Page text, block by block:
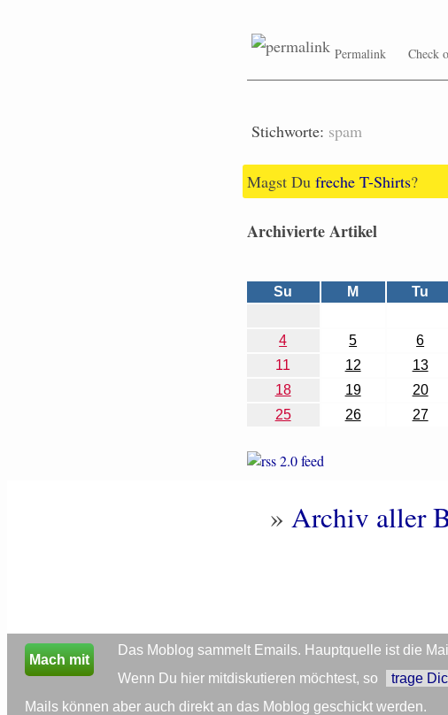
Permalink Check
Stichworte: spam
Magst Du freche T-Shirts?
Archivierte Artikel
Su
M Tu
4
5 6
11
12 13
18
19 20
25
26 27
» Archiv aller
Mach mit
Das Moblog sammelt Emails. Hauptquelle ist die
Wenn Du hier mitdiskutieren möchtest, so
trage
Mails können aber auch direkt an das Moblog geschickt werden.